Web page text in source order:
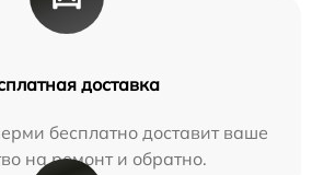
доставка
бесплатно доставит ваше
на ремонт и обратно.